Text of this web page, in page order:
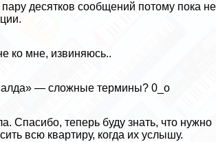
пару десятков сообщений потому пока не
ко мне, извиняюсь..
— сложные термины? 0_о
Спасибо, теперь буду знать, что нужно
всю квартиру, когда их услышу.